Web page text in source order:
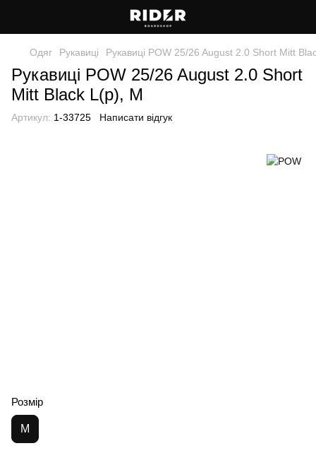
Одяг Рукавиці Рукавиці POW 25/26 August 2.0 Short Mitt
Рукавиці POW 25/26 August 2.0 Short
Mitt Black L(р), M
Артикул: 1-33725 Написати відгук
Розмір
M